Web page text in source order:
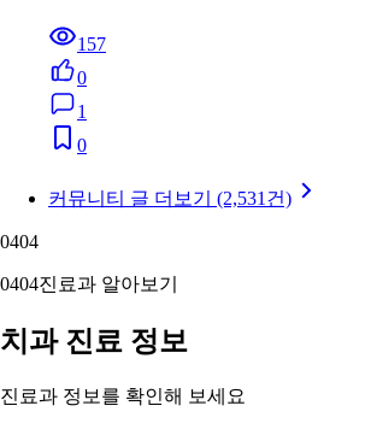
157
0
1
0
커뮤니티 글 더보기 (2,531건)
0404
0404진료과 알아보기
치과 진료 정보
진료과 정보를 확인해 보세요